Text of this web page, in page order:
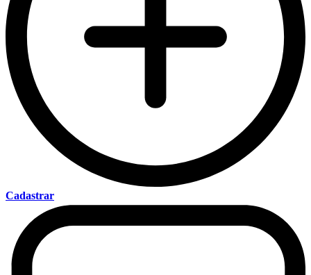
Cadastrar